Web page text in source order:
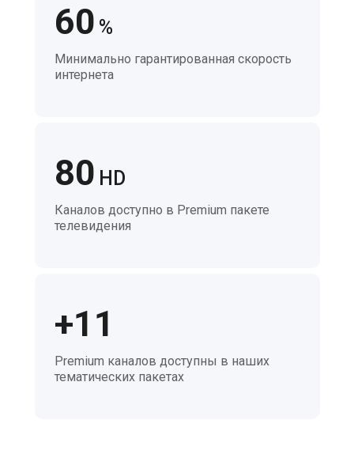
60 %
Минимально гарантированная скорость
интернета
80 HD
Каналов доступно в Premium пакете
телевидения
+11
Premium каналов доступны в наших
тематических пакетах